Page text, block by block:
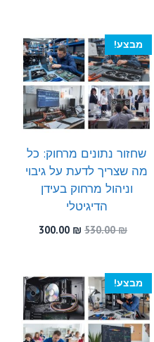
מבצע!
שחזור נתונים מרחוק: כל
מה שצריך לדעת על גיבוי
וניהול מרחוק בעידן
הדיגיטלי
530.00₪
המחיר
300.00 ₪
המחיר
מבצע!